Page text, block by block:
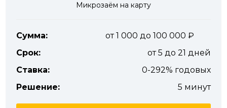
Микрозаём на карту
Сумма:
от 1 000 до 100 000
Срок:
от 5 до 21 дней
Ставка:
0-292% годовых
Решение:
5 минут